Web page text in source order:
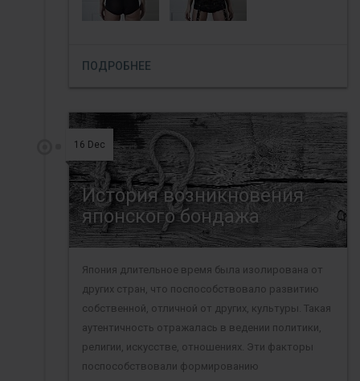
ПОДРОБНЕЕ
16 Dec
История возникновения
японского бондажа
Япония длительное время была изолирована от
других стран, что поспособствовало развитию
собственной, отличной от других, культуры. Такая
аутентичность отражалась в ведении политики,
религии, искусстве, отношениях. Эти факторы
поспособствовали формированию